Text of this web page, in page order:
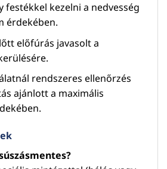
festékkel kezelni a nedvesség
érdekében.
előfúrás javasolt a
rendszeres ellenőrzés
ajánlott a maximális